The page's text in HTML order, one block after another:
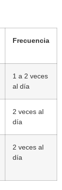
Frecuencia
1 a 2 veces
al día
2 veces al
día
2 veces al
día